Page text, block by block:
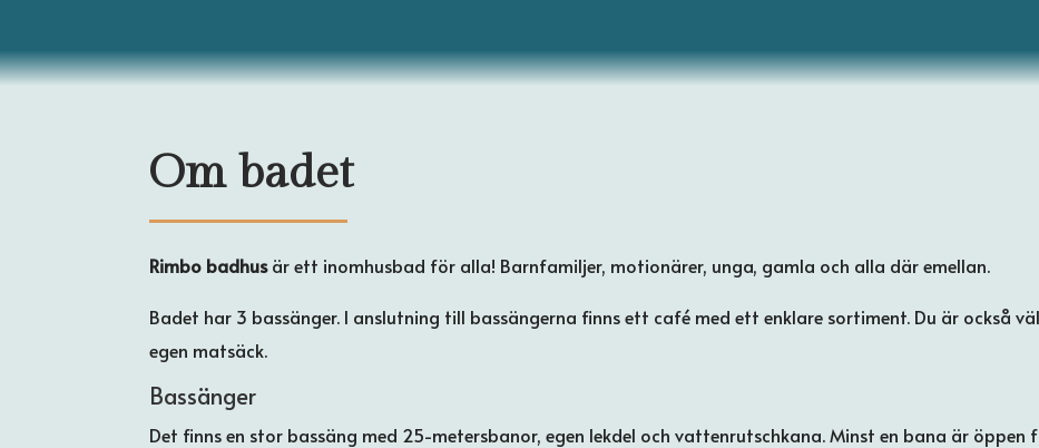
Om badet
Rimbo badhusär ett inomhusbad för alla! Barnfamiljer, motionärer, unga, gamla och alla där emellan.
Badet har 3 bassänger. I anslutning till bassängerna finns ett café med ett enklare sortiment. Du är också
egen matsäck.
Bassänger
Det finns en stor bassäng med 25-metersbanor, egen lekdel och vattenrutschkana. Minst en bana är öppen